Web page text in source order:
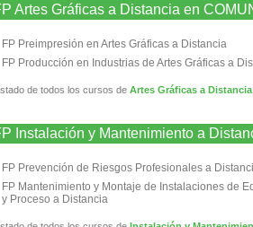
Artes Gráficas a Distancia en
FP Preimpresión en Artes Gráficas a Distancia
FP Producción en Industrias de Artes Gráficas a
de todos los cursos de Artes Gráficas a Distancia
Instalación y Mantenimiento a
FP Prevención de Riesgos Profesionales a
FP Mantenimiento y Montaje de Instalaciones de
y Proceso a Distancia